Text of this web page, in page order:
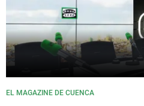
EL MAGAZINE DE CUENCA